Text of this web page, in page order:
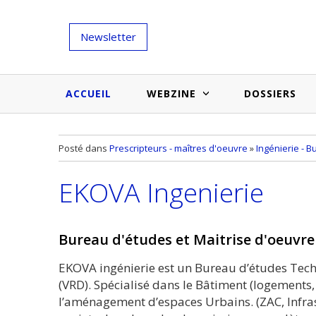
Newsletter
ACCUEIL WEBZINE
Salons et évènementiels
Médias du bâtiment
Etudes et enquêtes
DOSSIERS
Annuaire
Actualités des membres
Posté dans Prescripteurs - maîtres d'oeuvre »Ingénierie -
EKOVA Ingenierie
Bureau d'études et Maitrise d'oeuvre
EKOVA ingénierie est un Bureau d’études
(VRD). Spécialisé dans le Bâtiment
l’aménagement d’espaces Urbains. (ZAC,